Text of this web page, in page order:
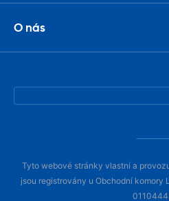
O nás
Tyto webové stránky vlastní a
jsou registrovány u Obchodní komory